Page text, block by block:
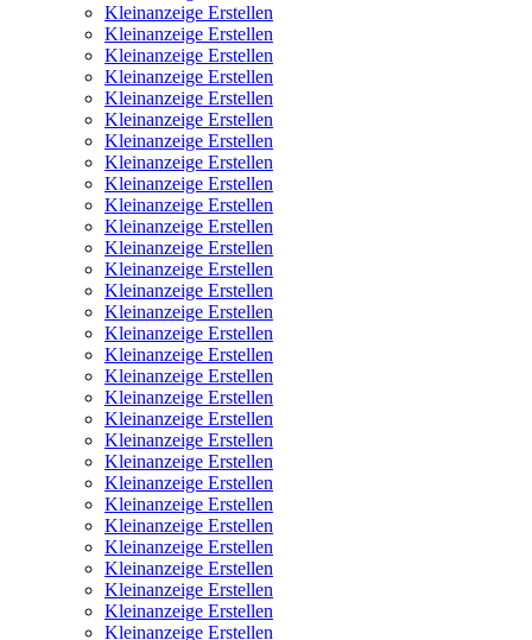
Kleinanzeige Erstellen
Kleinanzeige Erstellen
Kleinanzeige Erstellen
Kleinanzeige Erstellen
Kleinanzeige Erstellen
Kleinanzeige Erstellen
Kleinanzeige Erstellen
Kleinanzeige Erstellen
Kleinanzeige Erstellen
Kleinanzeige Erstellen
Kleinanzeige Erstellen
Kleinanzeige Erstellen
Kleinanzeige Erstellen
Kleinanzeige Erstellen
Kleinanzeige Erstellen
Kleinanzeige Erstellen
Kleinanzeige Erstellen
Kleinanzeige Erstellen
Kleinanzeige Erstellen
Kleinanzeige Erstellen
Kleinanzeige Erstellen
Kleinanzeige Erstellen
Kleinanzeige Erstellen
Kleinanzeige Erstellen
Kleinanzeige Erstellen
Kleinanzeige Erstellen
Kleinanzeige Erstellen
Kleinanzeige Erstellen
Kleinanzeige Erstellen
Kleinanzeige Erstellen